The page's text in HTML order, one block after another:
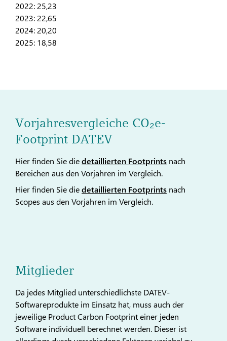
2022: 25,23
2023: 22,65
2024: 20,20
2025: 18,58
Vorjahresvergleiche CO₂e-
Footprint DATEV
Hier finden Sie diedetaillierten Footprints nach
Bereichen aus den Vorjahren im Vergleich.
Hier finden Sie diedetaillierten Footprints nach
Scopes aus den Vorjahren im Vergleich.
Mitglieder
Da jedes Mitglied unterschiedlichste DATEV-
Softwareprodukte im Einsatz hat, muss auch der
jeweilige Product Carbon Footprint einer jeden
Software individuell berechnet werden. Dieser ist